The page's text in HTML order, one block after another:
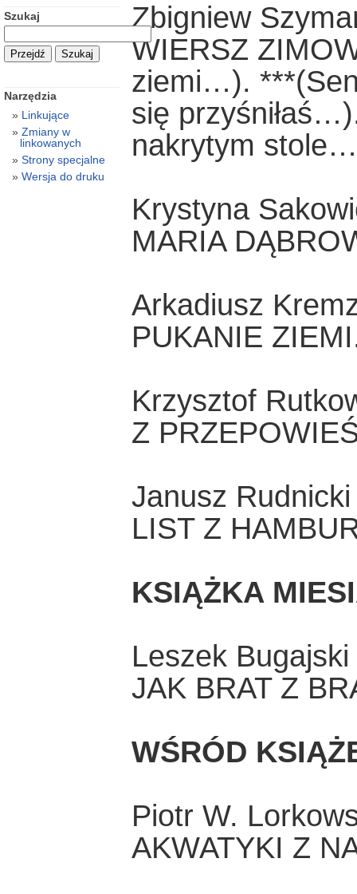
Zbigniew
WIERSZ
ziemi…).
się
nakrytym
Krystyna
MARIA
Arkadiusz
PUKANIE
Krzysztof
Z
Janusz Rudnicki
LIST Z
KSIĄŻKA
Leszek Bugajski
JAK BRAT Z
WŚRÓD
Piotr W.
AKWATYKI Z
Szukaj
Narzędzia
Linkujące
Zmiany w
linkowanych
Strony specjalne
Wersja do druku